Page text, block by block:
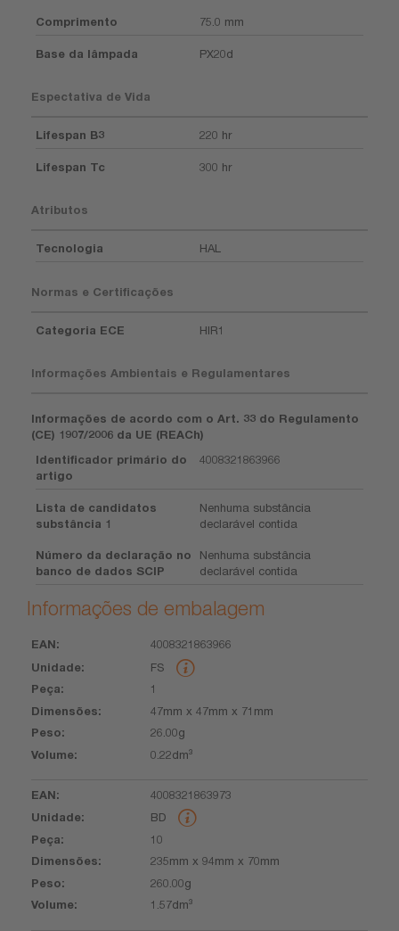
Comprimento 75.0 mm
Base da lâmpada PX20d
Espectativa de Vida
Lifespan B3 220 hr
Lifespan Tc 300 hr
Atributos
Tecnologia HAL
Normas e Certificações
Categoria ECE HIR1
Informações Ambientais e Regulamentares
Informações de acordo com o Art. 33 do Regulamento
(CE) 1907/2006 da UE (REACh)
Identificador primário do
artigo
4008321863966
Lista de candidatos
substância 1
Nenhuma substância
declarável contida
Número da declaração no
banco de dados SCIP
Nenhuma substância
declarável contida
Informações de embalagem
EAN Peça Dimensões
4008321863966
FS
1
47mm x 47mm x 71mm
26.00g
0.22dm³
4008321863973
BD
10
235mm x 94mm x 70mm
260.00g
1.57dm³